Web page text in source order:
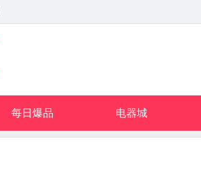
每日爆品 电器城